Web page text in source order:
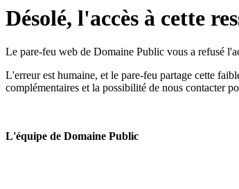
Désolé, l'accès à cette
Le pare-feu web de Domaine Public vous a refusé
L'erreur est humaine, et le pare-feu partage cette
complémentaires et la possibilité de nous contacter
L'équipe de Domaine Public